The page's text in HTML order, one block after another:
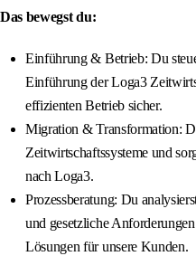
Das bewegst du:
Einführung & Betrieb: Du
Einführung der Loga3
effizienten Betrieb sicher.
Migration & Transformation:
Zeitwirtschaftssysteme und
nach Loga3.
Prozessberatung: Du
und gesetzliche
Lösungen für unsere Kunden.